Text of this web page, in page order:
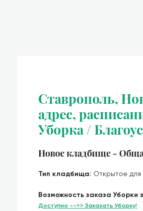
Ставрополь,
адрес,
Уборка /
Новое кладбище -
Тип кладбища: Открытое
Возможность заказа Уборки
Доступно -->> Заказать Уборку!